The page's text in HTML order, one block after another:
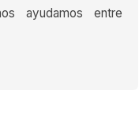
ayudamos entre